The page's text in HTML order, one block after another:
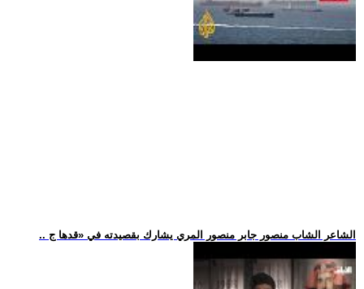
.. الشاعر الشاب منصور جابر منصور المري يشارك بقصيدته في «قدها ج